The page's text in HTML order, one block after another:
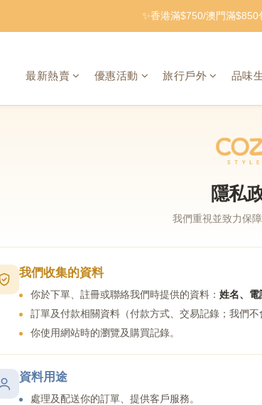
✨香港滿$750/澳門滿$850
最新熱賣 優惠活動 旅行戶外 品味
隱私
我們重視並致力保
我們收集的資料
你於下單、註冊或聯絡我們時提供的資料： 姓名、電
訂單及付款相關資料（付款方式、交易記錄；我們不
你使用網站時的瀏覽及購買記錄。
資料用途
處理及配送你的訂單、提供客戶服務。